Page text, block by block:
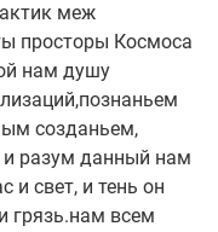
меж
просторы Космоса
нам душу
созданьем,
разум данный нам
и свет, и тень он
грязь.нам всем